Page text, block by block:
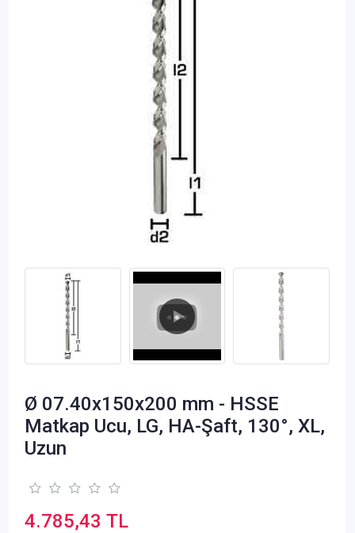
Ø 07.40x150x200 mm - HSSE
Matkap Ucu, LG, HA-Şaft, 130°, XL,
Uzun
4.785,43 TL